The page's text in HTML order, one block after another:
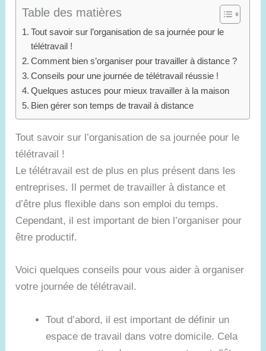
Table des matières
Tout savoir sur l’organisation de sa journée pour le
télétravail !
Comment bien s’organiser pour travailler à distance ?
Conseils pour une journée de télétravail réussie !
Quelques astuces pour mieux travailler à la maison
Bien gérer son temps de travail à distance
Tout savoir sur l’organisation de sa journée pour le
télétravail !
Le télétravail est de plus en plus présent dans les
entreprises. Il permet de travailler à distance et
d’être plus flexible dans son emploi du temps.
Cependant, il est important de bien l’organiser pour
être productif.
Voici quelques conseils pour vous aider à organiser
votre journée de télétravail.
Tout d’abord, il est important de définir un
espace de travail dans votre domicile. Cela